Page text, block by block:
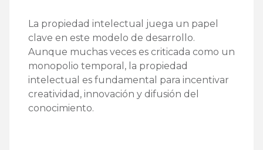
La propiedad intelectual juega un papel
clave en este modelo de desarrollo.
Aunque muchas veces es criticada como un
monopolio temporal, la propiedad
intelectual es fundamental para incentivar
creatividad, innovación y difusión del
conocimiento.